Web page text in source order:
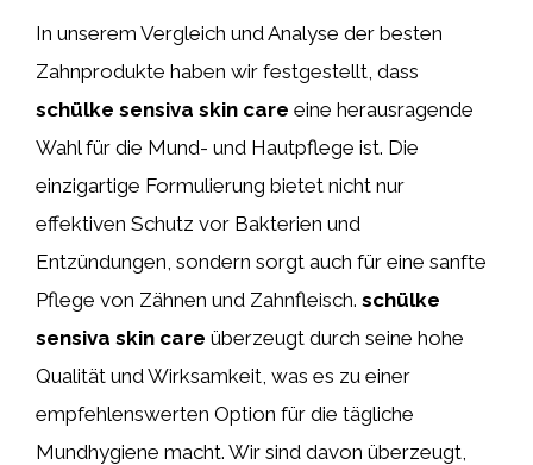
In unserem Vergleich und Analyse der besten
Zahnprodukte haben wir festgestellt, dass
schülke sensiva skin care eine herausragende
Wahl für die Mund- und Hautpflege ist. Die
einzigartige Formulierung bietet nicht nur
effektiven Schutz vor Bakterien und
Entzündungen, sondern sorgt auch für eine sanfte
Pflege von Zähnen und Zahnfleisch. schülke
sensiva skin care überzeugt durch seine hohe
Qualität und Wirksamkeit, was es zu einer
empfehlenswerten Option für die tägliche
Mundhygiene macht. Wir sind davon überzeugt,